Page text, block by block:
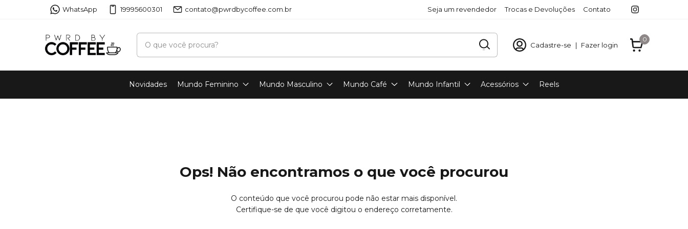
WhatsApp 19995600301 contato@pwrdbycoffee.com.br Seja um revendedor Trocas e Devoluções Contato
Cadastre-se | Fazer login
0
Novidades Mundo Feminino Mundo Masculino Mundo Café Mundo Infantil Acessórios Reels
Ops! Não encontramos o que você procurou
O conteúdo que você procurou pode não estar mais disponível.
Certifique-se de que você digitou o endereço corretamente.